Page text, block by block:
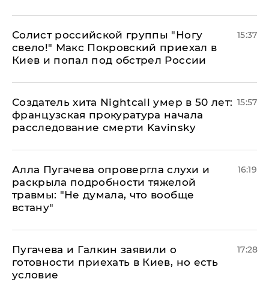
Солист российской группы "Ногу
свело!" Макс Покровский приехал в
Киев и попал под обстрел России
15:37
Создатель хита Nightcall умер в 50 лет:
французская прокуратура начала
расследование смерти Kavinsky
15:57
Алла Пугачева опровергла слухи и
раскрыла подробности тяжелой
травмы: "Не думала, что вообще
встану"
16:19
Пугачева и Галкин заявили о
готовности приехать в Киев, но есть
условие
17:28